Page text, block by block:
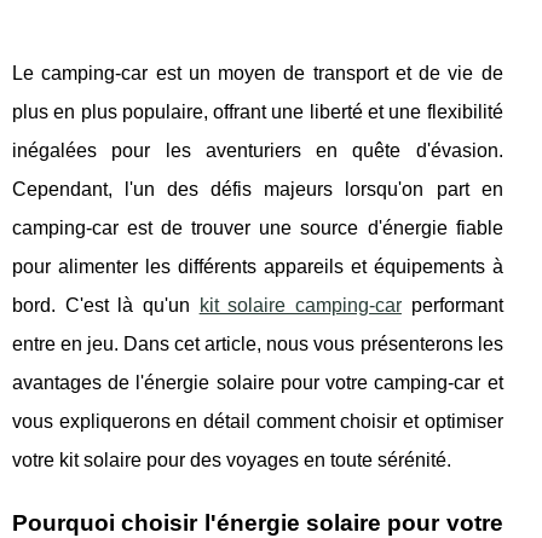
Le camping-car est un moyen de transport et de vie de
plus en plus populaire, offrant une liberté et une flexibilité
inégalées pour les aventuriers en quête d'évasion.
Cependant, l'un des défis majeurs lorsqu'on part en
camping-car est de trouver une source d'énergie fiable
pour alimenter les différents appareils et équipements à
bord. C'est là qu'un
kit solaire camping-carperformant
entre en jeu. Dans cet article, nous vous présenterons les
avantages de l'énergie solaire pour votre camping-car et
vous expliquerons en détail comment choisir et optimiser
votre kit solaire pour des voyages en toute sérénité.
Pourquoi choisir l'énergie solaire pour votre